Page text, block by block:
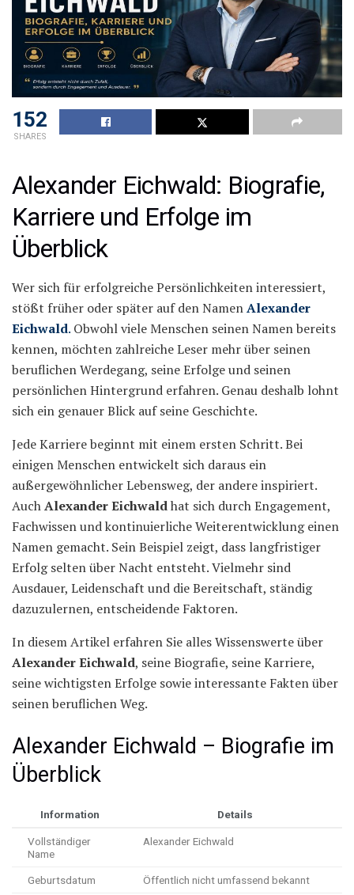
152
SHARES
Alexander Eichwald: Biografie,
Karriere und Erfolge im
Überblick
Wer sich für erfolgreiche Persönlichkeiten interessiert,
stößt früher oder später auf den NamenAlexander
Eichwald. Obwohl viele Menschen seinen Namen bereits
kennen, möchten zahlreiche Leser mehr über seinen
beruflichen Werdegang, seine Erfolge und seinen
persönlichen Hintergrund erfahren. Genau deshalb lohnt
sich ein genauer Blick auf seine Geschichte.
Jede Karriere beginnt mit einem ersten Schritt. Bei
einigen Menschen entwickelt sich daraus ein
außergewöhnlicher Lebensweg, der andere inspiriert.
AuchAlexander Eichwaldhat sich durch Engagement,
Fachwissen und kontinuierliche Weiterentwicklung einen
Namen gemacht. Sein Beispiel zeigt, dass langfristiger
Erfolg selten über Nacht entsteht. Vielmehr sind
Ausdauer, Leidenschaft und die Bereitschaft, ständig
dazuzulernen, entscheidende Faktoren.
In diesem Artikel erfahren Sie alles Wissenswerte über
Alexander Eichwald, seine Biografie, seine Karriere,
seine wichtigsten Erfolge sowie interessante Fakten über
seinen beruflichen Weg.
Alexander Eichwald – Biografie im
Überblick
Information Details
Vollständiger
Name
Alexander Eichwald
Geburtsdatum Öffentlich nicht umfassend bekannt